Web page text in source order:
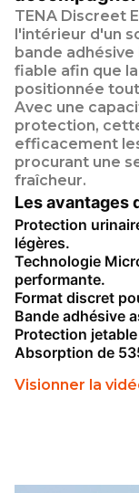
TENA Discreet
l'intérieur d'un
bande
fiable afin que
positionnée
Avec une
protection,
efficacement
procurant une
fraîcheur.
Les avantages
Protection
légères.
Technologie
performante.
Format discret
Bande adhésive
Protection
Absorption de
Visionner la